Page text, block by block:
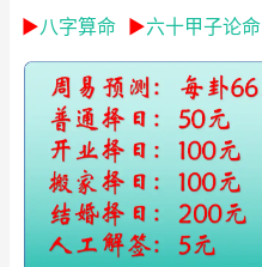
►八字算命 ►六十甲子论命